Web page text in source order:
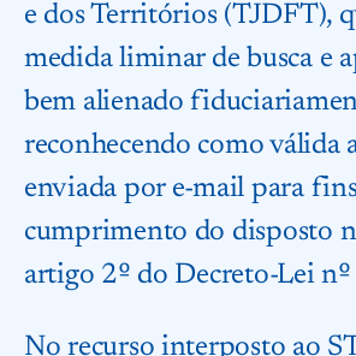
e dos Territórios (TJDFT),
medida liminar de busca e
bem alienado
reconhecendo como válida
enviada por e-mail para
cumprimento do disposto
artigo 2º do Decreto-Lei
No recurso interposto ao